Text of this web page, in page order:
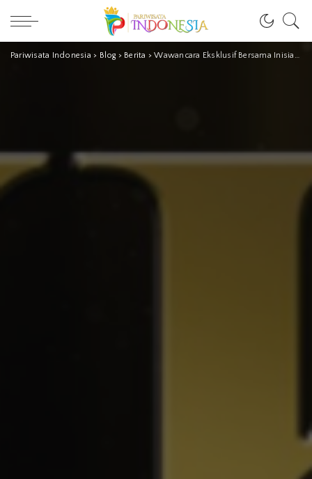
Pariwisata Indonesia > Blog > Berita >Wawancara Eksklusif Bersama Inisiator dan Ketua Panita Pelaksana PVK Award 2020